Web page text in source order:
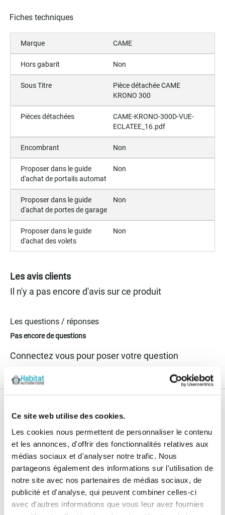
Ce site web utilise des cookies.
Les cookies nous permettent de personnaliser le contenu
et les annonces, d'offrir des fonctionnalités relatives aux
médias sociaux et d'analyser notre trafic. Nous
partageons également des informations sur l'utilisation de
notre site avec nos partenaires de médias sociaux, de
publicité et d'analyse, qui peuvent combiner celles-ci
avec d'autres informations que vous leur avez fournies
Fiches techniques
Marque CAME
Hors gabarit Non
Sous Titre
Pièce détachée CAME
KRONO 300
Pièces détachées
CAME-KRONO-300D-VUE-
ECLATEE_16.pdf
Encombrant Non
Proposer dans le guide
d'achat de portails automat
Non
Proposer dans le guide
d'achat de portes de garage
Non
Proposer dans le guide
d'achat des volets
Non
Les avis clients
Il n'y a pas encore d'avis sur ce produit
Les questions / réponses
Pas encore de questions
Connectez vous pour poser votre question
Paiement
100% sécurisé
Paiement en
3x sans frais
Livraison
SAV & Retours
Garanties